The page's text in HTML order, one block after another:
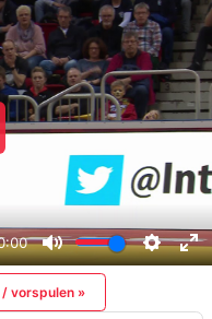
vorspulen »